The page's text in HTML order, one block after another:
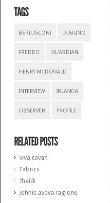
BERLUSCONI DUBLINO
FREDDO GUARDIAN
HENRY MCDONALD
INTERVIEW IRLANDA
OBSERVER PROFILE
viva cavan
Fabrics
l’heidi
johnie aveva ragione